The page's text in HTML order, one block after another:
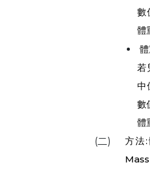
數
體
若
中
數
體
(二)
方法